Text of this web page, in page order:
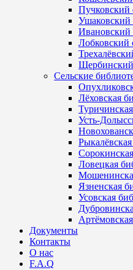
Пучковский
Ушаковский
Ивановский
Лобковский
Щербинский
Сельские
Лёховская
Усть-
Ловецкая
Язненская
Усовская
Документы
Контакты
О нас
F.A.Q